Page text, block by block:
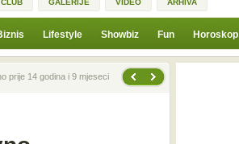
CLUB GALERIJE VIDEO ARHIVA
Lifestyle Showbiz Fun Horoskop
prije 14 godina i 9 mjeseci